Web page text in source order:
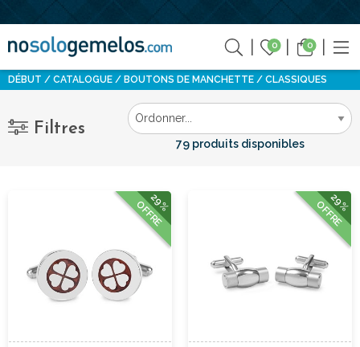
0 0
DÉBUT CATALOGUE BOUTONS DE MANCHETTE CLASSIQUES
Filtres
79 produits disponibles
29%
OFFRE 29%
OFFRE